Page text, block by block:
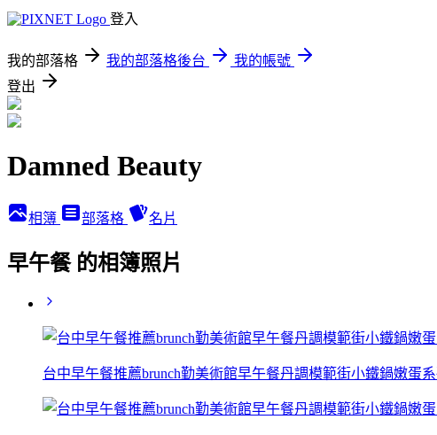
登入
我的部落格 我的部落格後台
我的帳號
登出
Damned Beauty
相簿 部落格 名片
早午餐 的相簿照片
台中早午餐推薦brunch勤美術館早午餐丹調模範街小鐵鍋嫩蛋